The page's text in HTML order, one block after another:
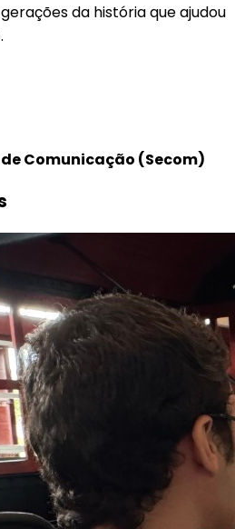
da história que ajudou
Comunicação (Secom)